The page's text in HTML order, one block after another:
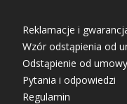
Reklamacje i
Wzór odstąpienia od
Odstąpienie od umowy
Pytania i odpowiedzi
Regulamin